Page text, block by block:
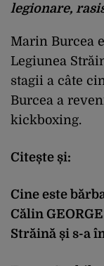
legionare,
Marin Burcea
Legiunea
stagii a câte
Burcea a
kickboxing.
Citește și:
Cine este
Călin
Străină și s-a